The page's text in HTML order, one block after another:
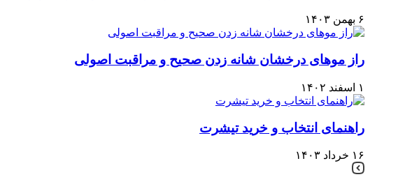
۶ بهمن ۱۴۰۳
راز موهای درخشان شانه زدن صحیح و مراقبت اصولی
۱ اسفند ۱۴۰۲
راهنمای انتخاب و خرید تیشرت
۱۶ خرداد ۱۴۰۳